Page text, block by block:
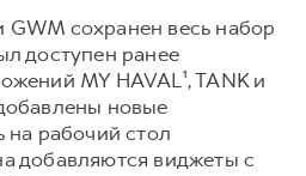
клиентам
GWM Fleet
клиентов
сохранен весь набор
доступен ранее
MY HAVAL¹, TANK и
новые
на рабочий стол
добавляются виджеты с